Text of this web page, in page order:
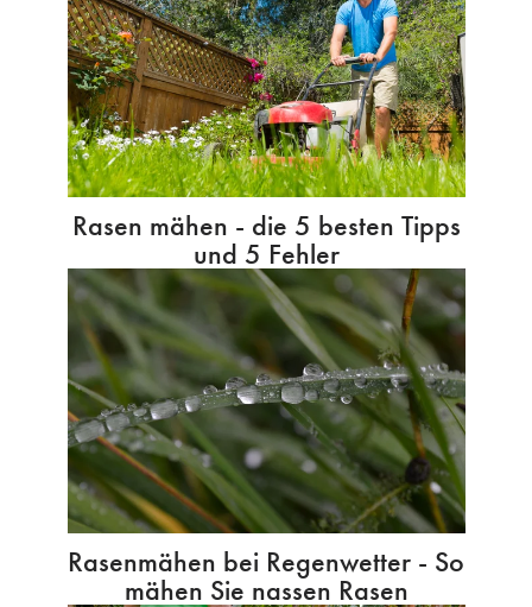
Rasen mähen - die 5 besten Tipps
und 5 Fehler
Rasenmähen bei Regenwetter - So
mähen Sie nassen Rasen